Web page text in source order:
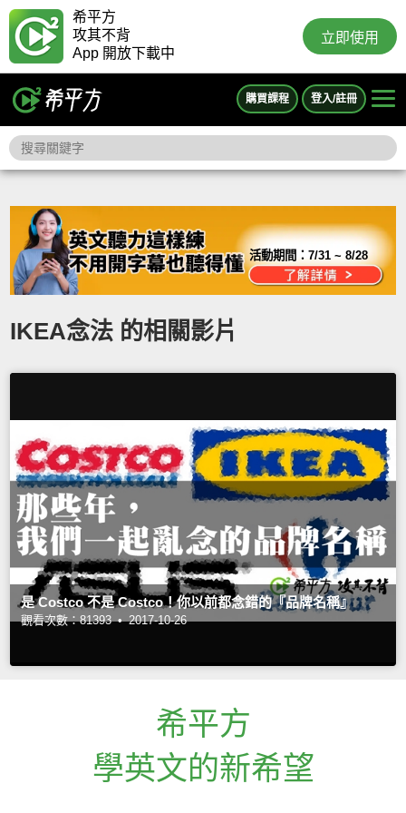
希平方
攻其不背
App 開放下載中
立即使用
購買課程 登入/註冊
活動期間：7/31 ~ 8/28
IKEA念法 的相關影片
是 Costco 不是 Costco！你以前都念錯的『品牌名稱』
觀看次數：81393 • 2017-10-26
希平方
學英文的新希望